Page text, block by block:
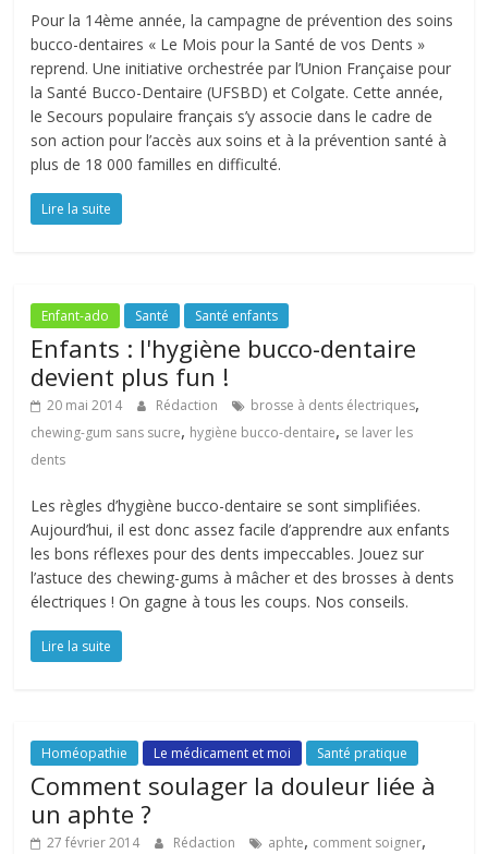
Pour la 14ème année, la campagne de prévention des soins
bucco-dentaires « Le Mois pour la Santé de vos Dents »
reprend. Une initiative orchestrée par l’Union Française pour
la Santé Bucco-Dentaire (UFSBD) et Colgate. Cette année,
le Secours populaire français s’y associe dans le cadre de
son action pour l’accès aux soins et à la prévention santé à
plus de 18 000 familles en difficulté.
Lire la suite
Enfant-ado Santé Santé enfants
Enfants : l'hygiène bucco-dentaire
devient plus fun !
20 mai 2014 Rédaction brosse à dents électriques,
chewing-gum sans sucre, hygiène bucco-dentaire, se laver les
dents
Les règles d’hygiène bucco-dentaire se sont simplifiées.
Aujourd’hui, il est donc assez facile d’apprendre aux enfants
les bons réflexes pour des dents impeccables. Jouez sur
l’astuce des chewing-gums à mâcher et des brosses à dents
électriques ! On gagne à tous les coups. Nos conseils.
Lire la suite
Homéopathie Le médicament et moi Santé pratique
Comment soulager la douleur liée à
un aphte ?
27 février 2014 Rédaction aphte, comment soigner,